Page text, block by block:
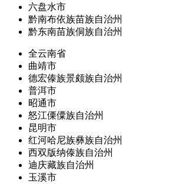
六盘水市
黔南布依族苗族自治州
黔东南苗族侗族自治州
全云南省
曲靖市
德宏傣族景颇族自治州
普洱市
昭通市
怒江傈僳族自治州
昆明市
红河哈尼族彝族自治州
西双版纳傣族自治州
迪庆藏族自治州
玉溪市